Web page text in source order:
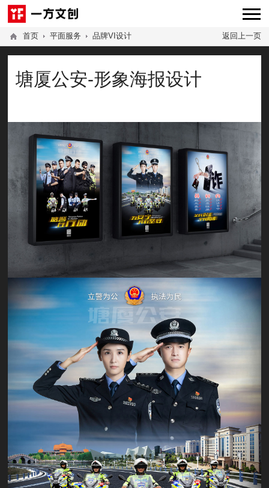
返回上一页
首页 平面服务 品牌VI设计
塘厦公安-形象海报设计